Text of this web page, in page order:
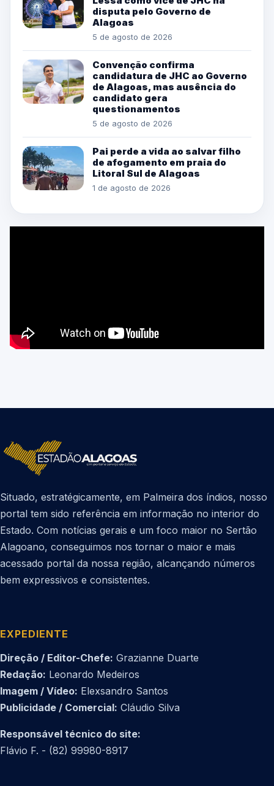
disputa pelo Governo de
Alagoas
5 de agosto de 2026
Convenção confirma
candidatura de JHC ao Governo
de Alagoas, mas ausência do
candidato gera
questionamentos
5 de agosto de 2026
Pai perde a vida ao salvar filho
de afogamento em praia do
Litoral Sul de Alagoas
1 de agosto de 2026
Situado, estratégicamente, em Palmeira dos índios, nosso
portal tem sido referência em informação no interior do
Estado. Com notícias gerais e um foco maior no Sertão
Alagoano, conseguimos nos tornar o maior e mais
acessado portal da nossa região, alcançando números
bem expressivos e consistentes.
EXPEDIENTE
Direção / Editor-Chefe: Grazianne Duarte
Redação: Leonardo Medeiros
Imagem / Vídeo: Elexsandro Santos
Publicidade / Comercial: Cláudio Silva
Responsável técnico do site:
Flávio F. - (82) 99980-8917